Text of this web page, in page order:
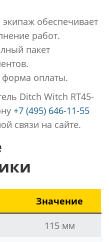
обеспечивает
работ.
пакет
оплаты.
Ditch Witch RT45-
+7 (495) 646-11-55
связи на сайте.
Значение
115 мм